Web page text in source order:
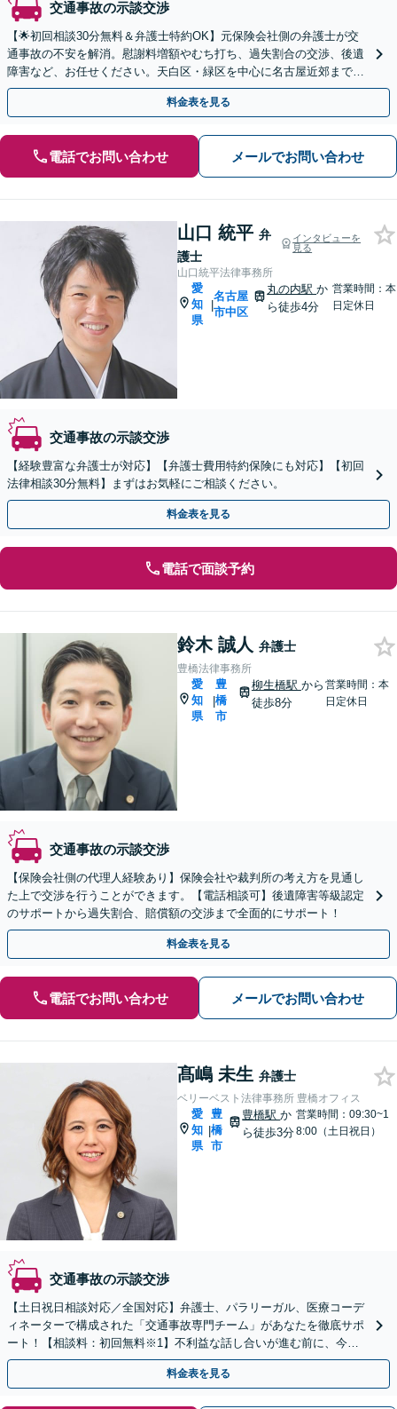
交通事故の示談交渉
【🌟初回相談30分無料＆弁護士特約OK】元保険会社側の弁護士が交
通事故の不安を解消。慰謝料増額やむち打ち、過失割合の交渉、後遺
障害など、お任せください。天白区・緑区を中心に名古屋近郊まで地
域密着で対応。【夜間・土曜日面談OK｜駐車場完備】
料金表を見る
電話でお問い合わせ メールでお問い合わせ
山口 統平 弁
護士
インタビューを
見る
山口統平法律事務所
愛
知
県
|
名古屋
市中区
丸の内駅か
ら徒歩4分
営業時間：本
日定休日
交通事故の示談交渉
【経験豊富な弁護士が対応】【弁護士費用特約保険にも対応】【初回
法律相談30分無料】まずはお気軽にご相談ください。
料金表を見る
電話で面談予約
鈴木 誠人 弁護士
豊橋法律事務所
愛
知
県
|
豊
橋
市
柳生橋駅 から
徒歩8分
営業時間：本
日定休日
交通事故の示談交渉
【保険会社側の代理人経験あり】保険会社や裁判所の考え方を見通し
た上で交渉を行うことができます。【電話相談可】後遺障害等級認定
のサポートから過失割合、賠償額の交渉まで全面的にサポート！
料金表を見る
電話でお問い合わせ メールでお問い合わせ
髙嶋 未生 弁護士
ベリーベスト法律事務所 豊橋オフィス
愛
知
県
|
豊
橋
市
豊橋駅か
ら徒歩3分
営業時間：09:30~1
8:00（土日祝日）
交通事故の示談交渉
【土日祝日相談対応／全国対応】弁護士、パラリーガル、医療コーデ
ィネーターで構成された「交通事故専門チーム」があなたを徹底サポ
ート！【相談料：初回無料※1】不利益な話し合いが進む前に、今す
ぐ相談！
料金表を見る